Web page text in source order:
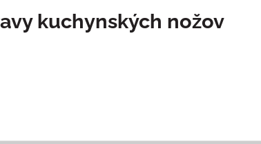
kuchynských nožov